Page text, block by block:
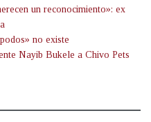
un reconocimiento»: ex
no existe
Nayib Bukele a Chivo Pets